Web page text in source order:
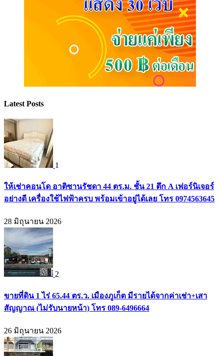
Latest Posts
1
ให้เช่าคอนโด อาติซานรัชดา 44 ตร.ม. ชั้น 21 ตึก A เฟอร์นิเจอร์
อย่างดี เครื่องใช้ไฟฟ้าครบ พร้อมเข้าอยู่ได้เลย โทร 0974563645
28 มิถุนายน 2026
2
ขายที่ดิน 1 ไร่ 65.44 ตร.ว. เมืองภูเก็ต มีรายได้จากค่าเช่า+เสา
สัญญาณ (ไม่รับนายหน้า) โทร 089-6496664
26 มิถุนายน 2026